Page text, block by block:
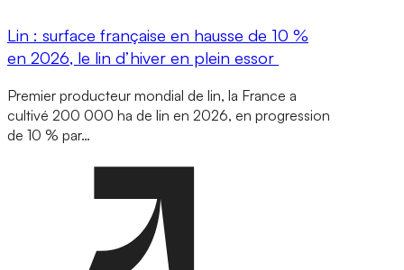
Lin : surface française en hausse de 10 %
en 2026, le lin d’hiver en plein essor
Premier producteur mondial de lin, la France a
cultivé 200 000 ha de lin en 2026, en progression
de 10 % par…